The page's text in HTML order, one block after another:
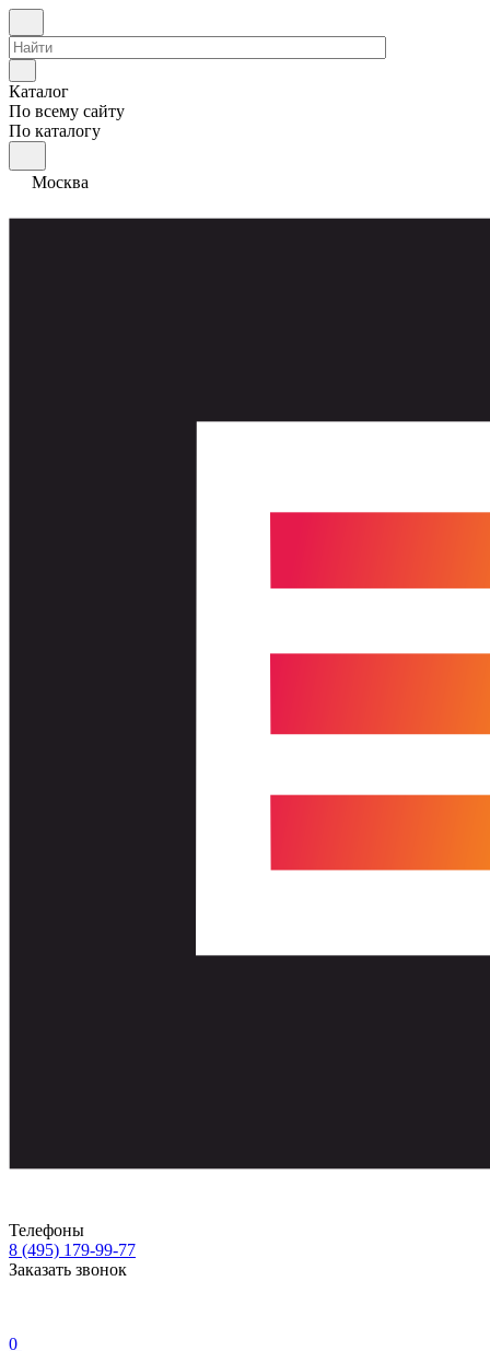
Каталог
По всему сайту
По каталогу
Москва
Телефоны
8 (495) 179-99-77
Заказать звонок
0